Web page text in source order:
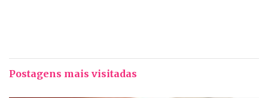
Postagens mais visitadas